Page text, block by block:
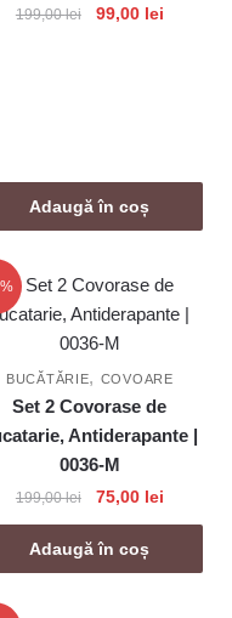
199,00lei
Prețul
99,00 leiPrețul
Adaugă în coș
BUCĂTĂRIE, COVOARE
Set 2 Covorase de
Antiderapante |
0036-M
199,00lei
Prețul
inițial
a
fost:
75,00 leiPrețul
curent
75,00 lei.
Adaugă în coș